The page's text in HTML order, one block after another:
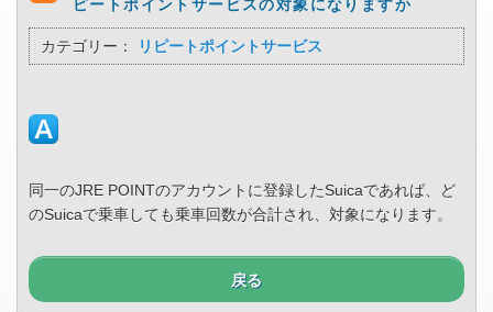
ピートポイントサービスの対象になりますか
カテゴリー： リピートポイントサービス
同一のJRE POINTのアカウントに登録したSuicaであれば、ど
のSuicaで乗車しても乗車回数が合計され、対象になります。
戻る